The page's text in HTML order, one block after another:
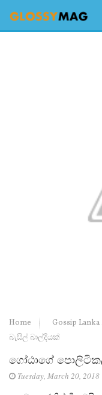
Home Gossip Lanka
බැසිල් බාල්දියක්
ගෝඨාගේ
Tuesday, March 20, 2018